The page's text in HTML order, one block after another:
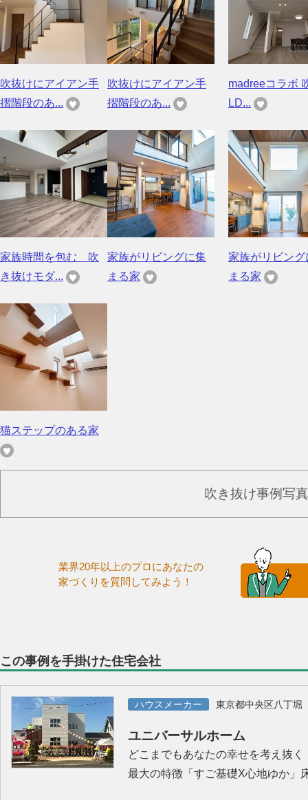
吹抜けにアイアン手
摺階段のあ...
吹抜けにアイアン手
摺階段のあ...
madreeコラボ
LD...
家族時間を包む 吹
き抜けモダ...
家族がリビングに集
まる家
家族がリビング
まる家
猫ステップのある家
吹き抜け事例写
業界20年以上のプロにあなたの
家づくりを質問してみよう！
この事例を手掛けた住宅会社
ハウスメーカー 東京都中央区八丁堀
ユニバーサルホーム
どこまでもあなたの幸せを考え抜く
最大の特徴「すご基礎X心地ゆか